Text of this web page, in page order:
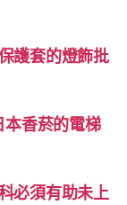
護套的燈飾批
香菸的電梯
必須有助未上